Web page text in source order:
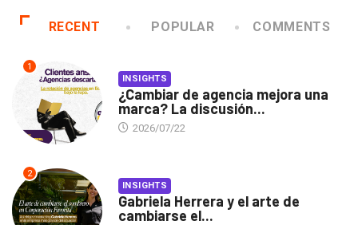
RECENT POPULAR COMMENTS
1
INSIGHTS
¿Cambiar de agencia mejora una
marca? La discusión...
2026/07/22
2
INSIGHTS
Gabriela Herrera y el arte de
cambiarse el...